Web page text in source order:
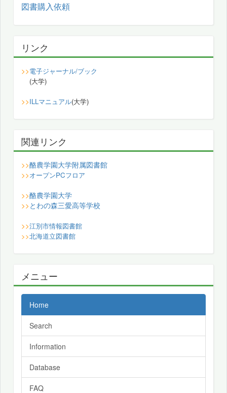
図書購入依頼
リンク
>>電子ジャーナル/ブック
(大学)
>>ILLマニュアル(大学)
関連リンク
>>酪農学園大学附属図書館
>>オープンPCフロア
>>酪農学園大学
>> とわの森三愛高等学校
>>江別市情報図書館
>>北海道立図書館
メニュー
Home
Search
Information
Database
FAQ